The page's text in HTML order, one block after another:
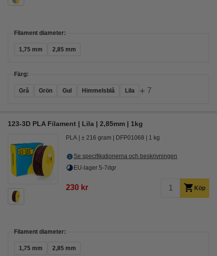
Filament diameter:
1,75 mm 2,85 mm
Färg:
Grå Grön Gul Himmelsblå Lila + 7
123-3D PLA Filament | Lila | 2,85mm | 1kg
PLA ± 216 gram DFP01068 1 kg
Se specifikationerna och beskrivningen
EU-lager 5-7dgr
230 kr Köp
Filament diameter:
1,75 mm 2,85 mm